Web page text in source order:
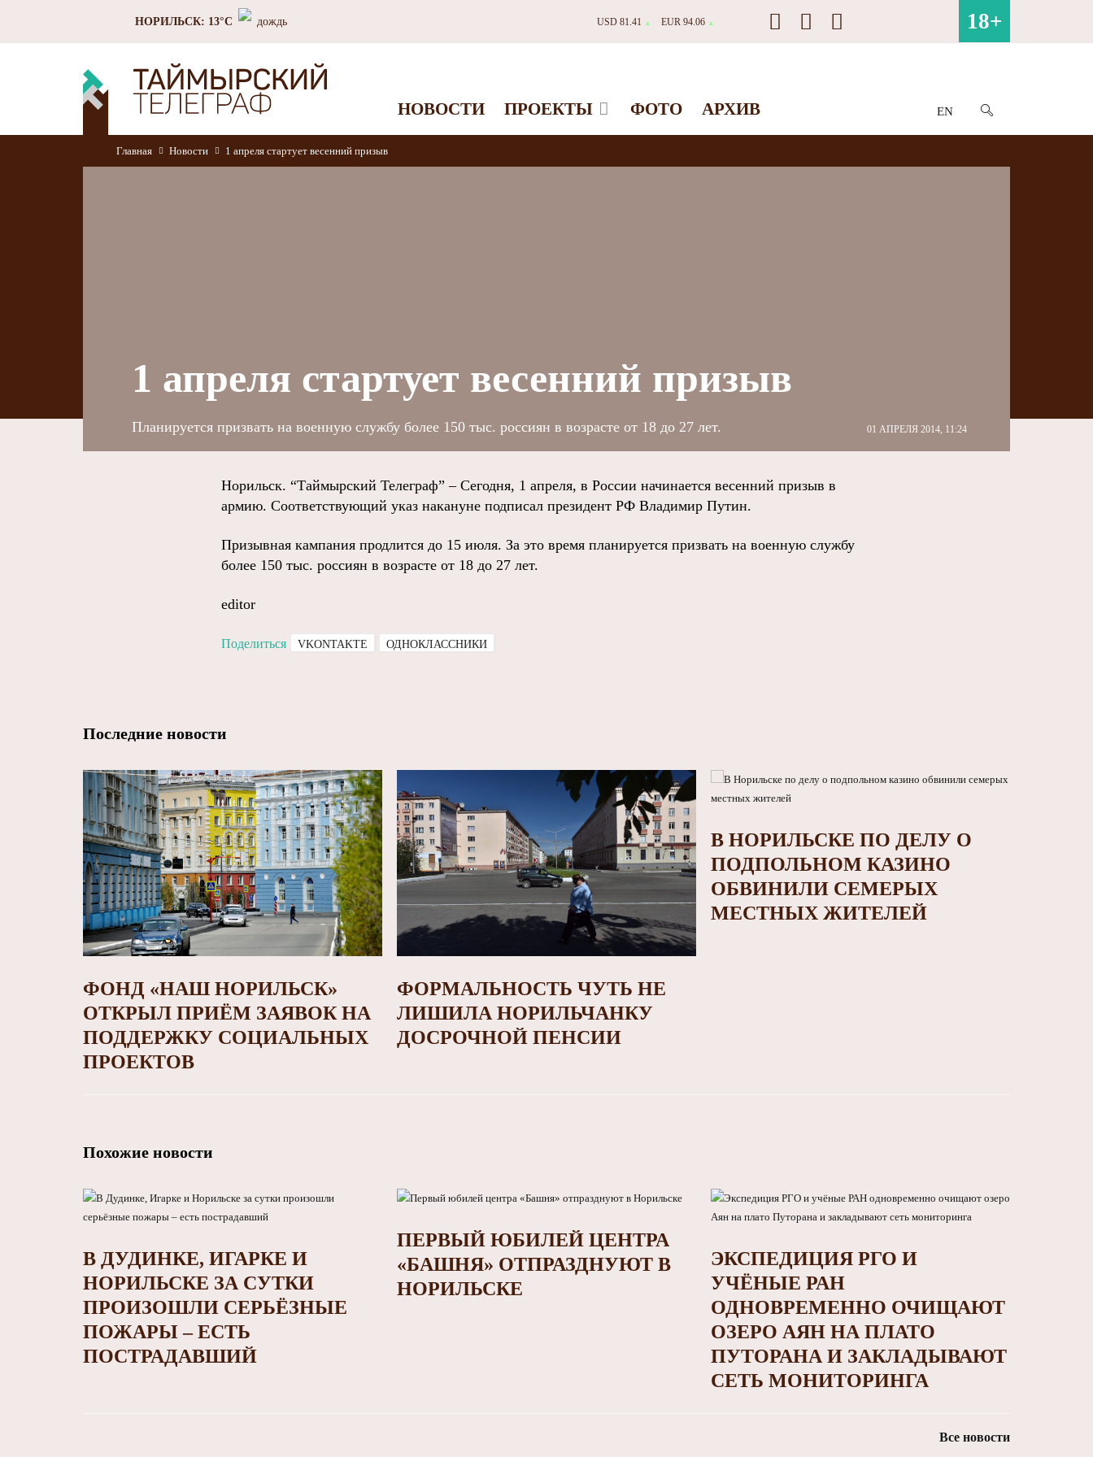
НОРИЛЬСК: 13°C дождь USD 81.41 ▲ EUR 94.06 ▲ 18+
НОВОСТИ ПРОЕКТЫ ФОТО АРХИВ EN
Главная Новости 1 апреля стартует весенний призыв
1 апреля стартует весенний призыв
01 АПРЕЛЯ 2014, 11:24
Планируется призвать на военную службу более 150 тыс. россиян в возрасте от 18 до 27 лет.
Норильск. “Таймырский Телеграф” – Сегодня, 1 апреля, в России начинается весенний призыв в
армию. Соответствующий указ накануне подписал президент РФ Владимир Путин.
Призывная кампания продлится до 15 июля. За это время планируется призвать на военную службу
более 150 тыс. россиян в возрасте от 18 до 27 лет.
editor
Поделиться VKONTAKTE ОДНОКЛАССНИКИ
Последние новости
ФОНД «НАШ НОРИЛЬСК»
ОТКРЫЛ ПРИЁМ ЗАЯВОК НА
ПОДДЕРЖКУ СОЦИАЛЬНЫХ
ПРОЕКТОВ
ФОРМАЛЬНОСТЬ ЧУТЬ НЕ
ЛИШИЛА НОРИЛЬЧАНКУ
ДОСРОЧНОЙ ПЕНСИИ
В НОРИЛЬСКЕ ПО ДЕЛУ О
ПОДПОЛЬНОМ КАЗИНО
ОБВИНИЛИ СЕМЕРЫХ
МЕСТНЫХ ЖИТЕЛЕЙ
Похожие новости
В ДУДИНКЕ, ИГАРКЕ И
НОРИЛЬСКЕ ЗА СУТКИ
ПРОИЗОШЛИ СЕРЬЁЗНЫЕ
ПОЖАРЫ – ЕСТЬ
ПОСТРАДАВШИЙ
ПЕРВЫЙ ЮБИЛЕЙ ЦЕНТРА
«БАШНЯ» ОТПРАЗДНУЮТ В
НОРИЛЬСКЕ
ЭКСПЕДИЦИЯ РГО И
УЧЁНЫЕ РАН
ОДНОВРЕМЕННО ОЧИЩАЮТ
ОЗЕРО АЯН НА ПЛАТО
ПУТОРАНА И ЗАКЛАДЫВАЮТ
СЕТЬ МОНИТОРИНГА
Все новости